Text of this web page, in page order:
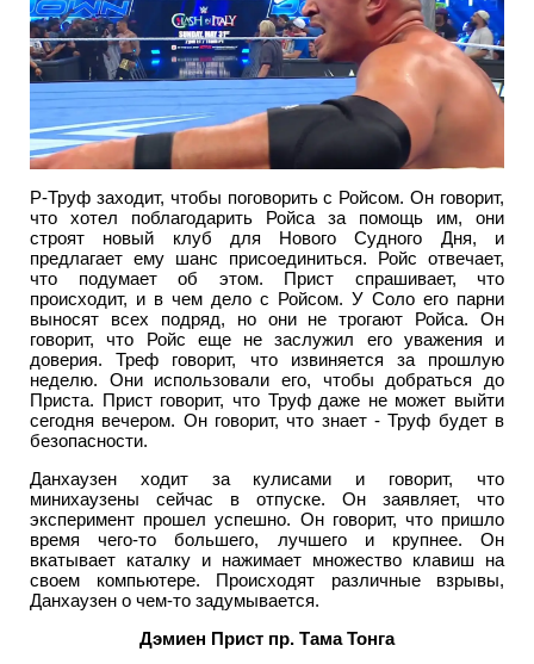
Р-Труф заходит, чтобы поговорить с Ройсом. Он говорит,
что хотел поблагодарить Ройса за помощь им, они
строят новый клуб для Нового Судного Дня, и
предлагает ему шанс присоединиться. Ройс отвечает,
что подумает об этом. Прист спрашивает, что
происходит, и в чем дело с Ройсом. У Соло его парни
выносят всех подряд, но они не трогают Ройса. Он
говорит, что Ройс еще не заслужил его уважения и
доверия. Треф говорит, что извиняется за прошлую
неделю. Они использовали его, чтобы добраться до
Приста. Прист говорит, что Труф даже не может выйти
сегодня вечером. Он говорит, что знает - Труф будет в
безопасности.
Данхаузен ходит за кулисами и говорит, что
минихаузены сейчас в отпуске. Он заявляет, что
эксперимент прошел успешно. Он говорит, что пришло
время чего-то большего, лучшего и крупнее. Он
вкатывает каталку и нажимает множество клавиш на
своем компьютере. Происходят различные взрывы,
Данхаузен о чем-то задумывается.
Дэмиен Прист пр. Тама Тонга